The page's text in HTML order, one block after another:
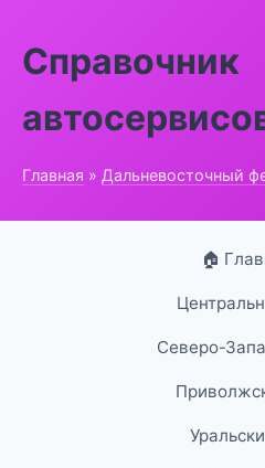
Справочник
Главная » Дальневосточный
🏠
Северо-